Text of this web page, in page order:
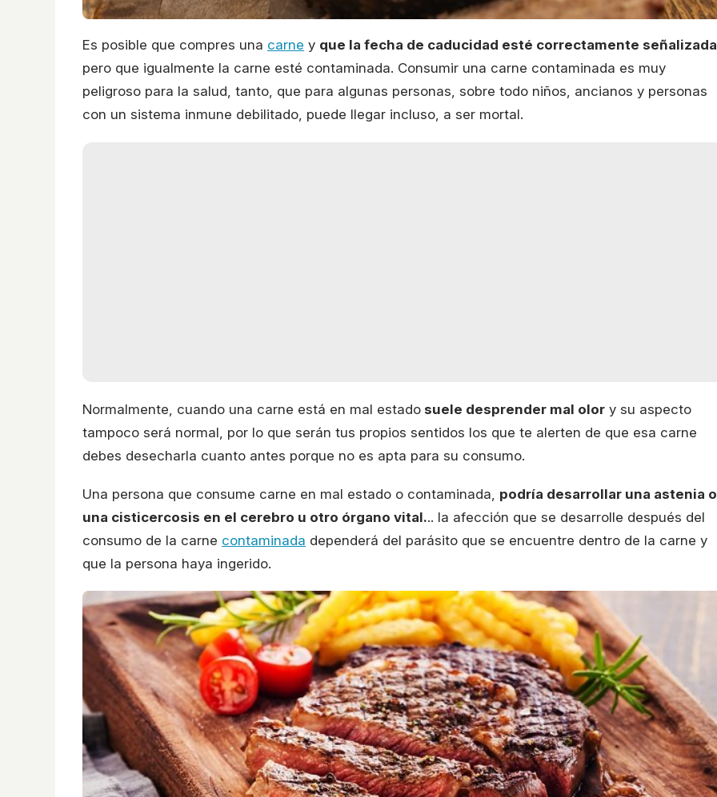
Es posible que compres una carne y que la fecha de caducidad esté correctamente señalizada
pero que igualmente la carne esté contaminada. Consumir una carne contaminada es muy
peligroso para la salud, tanto, que para algunas personas, sobre todo niños, ancianos y personas
con un sistema inmune debilitado, puede llegar incluso, a ser mortal.
Normalmente, cuando una carne está en mal estado suele desprender mal olor y su aspecto
tampoco será normal, por lo que serán tus propios sentidos los que te alerten de que esa carne
debes desecharla cuanto antes porque no es apta para su consumo.
Una persona que consume carne en mal estado o contaminada, podría desarrollar una astenia o
una cisticercosis en el cerebro u otro órgano vital... la afección que se desarrolle después del
consumo de la carne contaminada dependerá del parásito que se encuentre dentro de la carne y
que la persona haya ingerido.